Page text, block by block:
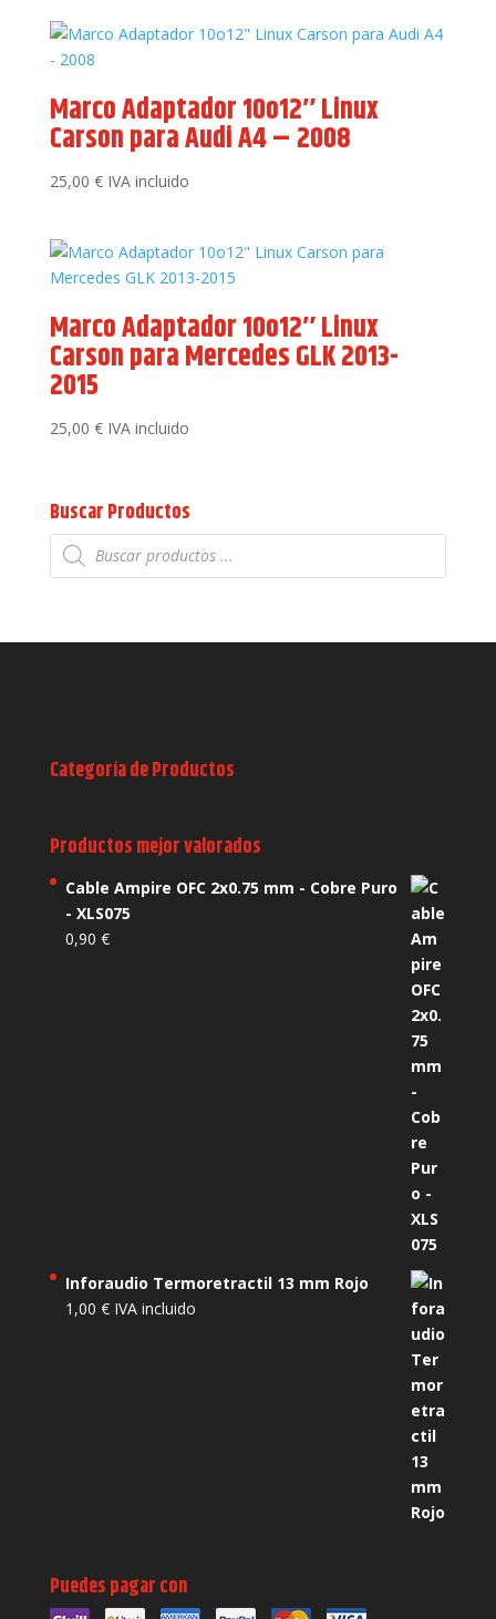
Marco Adaptador 10o12″ Linux
Carson para Audi A4 – 2008
25,00 € IVA incluido
Marco Adaptador 10o12″ Linux
Carson para Mercedes GLK 2013-
2015
25,00 € IVA incluido
Buscar Productos
Búsqueda
de
productos
Categoría de Productos
Productos mejor valorados
Cable Ampire OFC 2x0.75 mm - Cobre Puro
- XLS075
0,90 €
Inforaudio Termoretractil 13 mm Rojo
1,00 € IVA incluido
Puedes pagar con